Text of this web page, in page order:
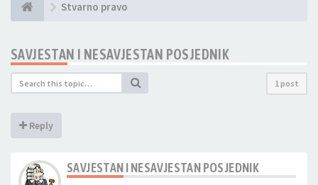
Stvarno pravo
SAVJESTAN I NESAVJESTAN POSJEDNIK
1 post
Reply
SAVJESTAN I NESAVJESTAN POSJEDNIK